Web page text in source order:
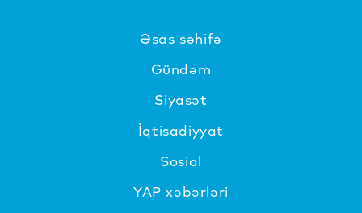
Əsas səhifə
Gündəm
Siyasət
İqtisadiyyat
Sosial
YAP xəbərləri